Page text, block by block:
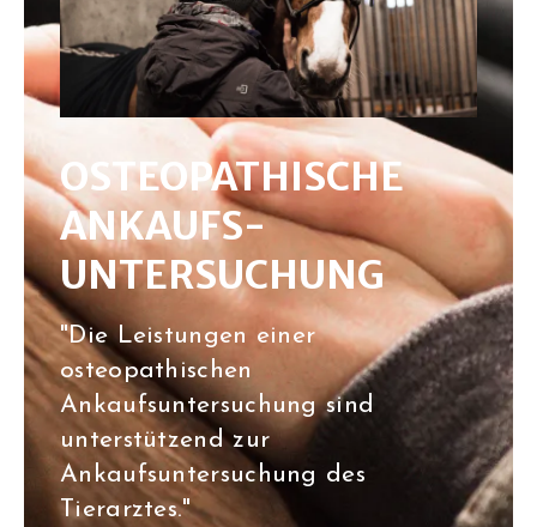
OSTEO­PATHISCHE
ANKAUFS­
UNTERSUCHUNG
"Die Leistungen einer
osteopathischen
Ankaufsuntersuchung sind
unterstützend zur
Ankaufsuntersuchung des
Tierarztes."